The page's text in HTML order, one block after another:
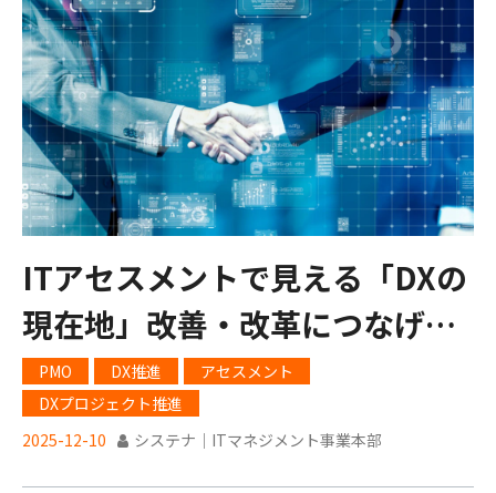
ITアセスメントで見える「DXの
現在地」改善・改革につなげる
現状把握の新アプローチ
PMO DX推進
アセスメント
DXプロジェクト推進
2025-12-10
システナ｜ITマネジメント事業本部